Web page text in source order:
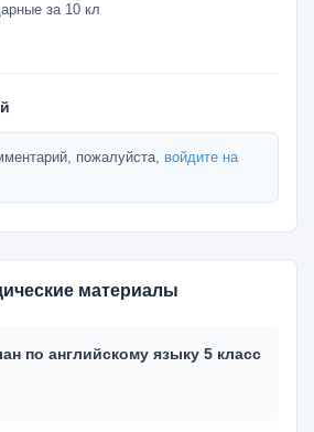
за 10 кл
пожалуйста, войдите на
материалы
по английскому языку 5 класс